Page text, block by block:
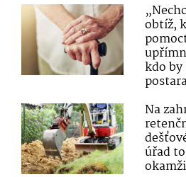
obtíž,
kdo by
Na
úřad